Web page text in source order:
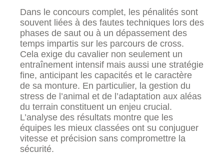
Dans le concours complet, les pénalités sont
souvent liées à des fautes techniques lors des
phases de saut ou à un dépassement des
temps impartis sur les parcours de cross.
Cela exige du cavalier non seulement un
entraînement intensif mais aussi une stratégie
fine, anticipant les capacités et le caractère
de sa monture. En particulier, la gestion du
stress de l’animal et de l’adaptation aux aléas
du terrain constituent un enjeu crucial.
L’analyse des résultats montre que les
équipes les mieux classées ont su conjuguer
vitesse et précision sans compromettre la
sécurité.